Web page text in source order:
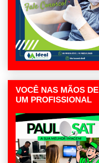
VOCÊ NAS MÃOS DE
UM PROFISSIONAL